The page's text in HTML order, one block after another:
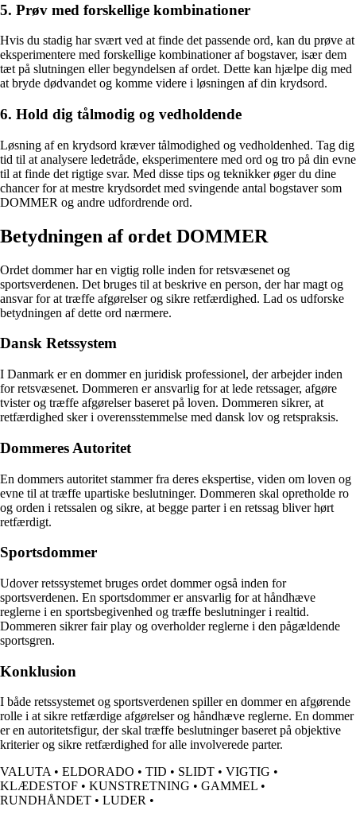
5. Prøv med forskellige kombinationer
Hvis du stadig har svært ved at finde det passende ord, kan du prøve at
eksperimentere med forskellige kombinationer af bogstaver, især dem
tæt på slutningen eller begyndelsen af ordet. Dette kan hjælpe dig med
at bryde dødvandet og komme videre i løsningen af din krydsord.
6. Hold dig tålmodig og vedholdende
Løsning af en krydsord kræver tålmodighed og vedholdenhed. Tag dig
tid til at analysere ledetråde, eksperimentere med ord og tro på din evne
til at finde det rigtige svar. Med disse tips og teknikker øger du dine
chancer for at mestre krydsordet med svingende antal bogstaver som
DOMMER og andre udfordrende ord.
Betydningen af ordet DOMMER
Ordet dommer har en vigtig rolle inden for retsvæsenet og
sportsverdenen. Det bruges til at beskrive en person, der har magt og
ansvar for at træffe afgørelser og sikre retfærdighed. Lad os udforske
betydningen af dette ord nærmere.
Dansk Retssystem
I Danmark er en dommer en juridisk professionel, der arbejder inden
for retsvæsenet. Dommeren er ansvarlig for at lede retssager, afgøre
tvister og træffe afgørelser baseret på loven. Dommeren sikrer, at
retfærdighed sker i overensstemmelse med dansk lov og retspraksis.
Dommeres Autoritet
En dommers autoritet stammer fra deres ekspertise, viden om loven og
evne til at træffe upartiske beslutninger. Dommeren skal opretholde ro
og orden i retssalen og sikre, at begge parter i en retssag bliver hørt
retfærdigt.
Sportsdommer
Udover retssystemet bruges ordet dommer også inden for
sportsverdenen. En sportsdommer er ansvarlig for at håndhæve
reglerne i en sportsbegivenhed og træffe beslutninger i realtid.
Dommeren sikrer fair play og overholder reglerne i den pågældende
sportsgren.
Konklusion
I både retssystemet og sportsverdenen spiller en dommer en afgørende
rolle i at sikre retfærdige afgørelser og håndhæve reglerne. En dommer
er en autoritetsfigur, der skal træffe beslutninger baseret på objektive
kriterier og sikre retfærdighed for alle involverede parter.
VALUTA• ELDORADO • TID • SLIDT • VIGTIG •
KLÆDESTOF • KUNSTRETNING • GAMMEL •
RUNDHÅNDET • LUDER •